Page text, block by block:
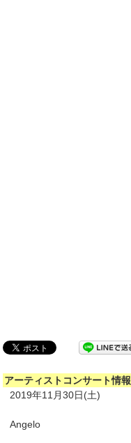
アーティストコンサート情報
2019年11月30日(土)
Angelo